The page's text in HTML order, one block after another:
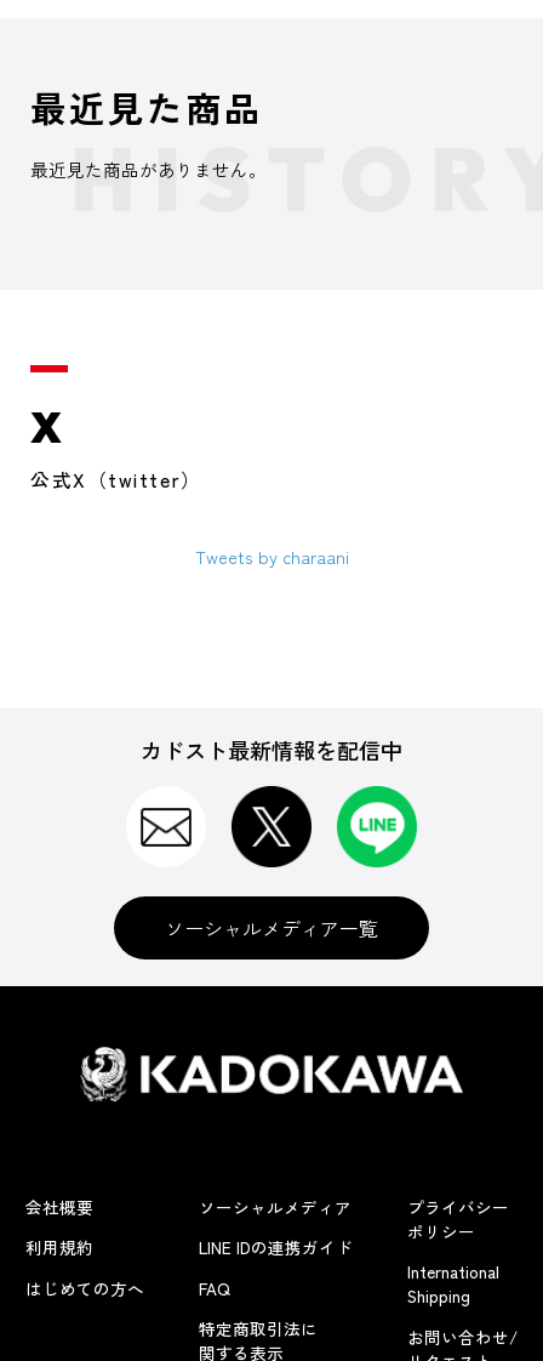
最近見た商品
最近見た商品がありません。
X
公式X（twitter）
Tweets by charaani
カドスト最新情報を配信中
ソーシャルメディア一覧
会社概要
利用規約
はじめての方へ
ソーシャルメディア
LINE IDの連携ガイド
FAQ
特定商取引法に
関する表示
プライバシー
ポリシー
International
Shipping
お問い合わせ/